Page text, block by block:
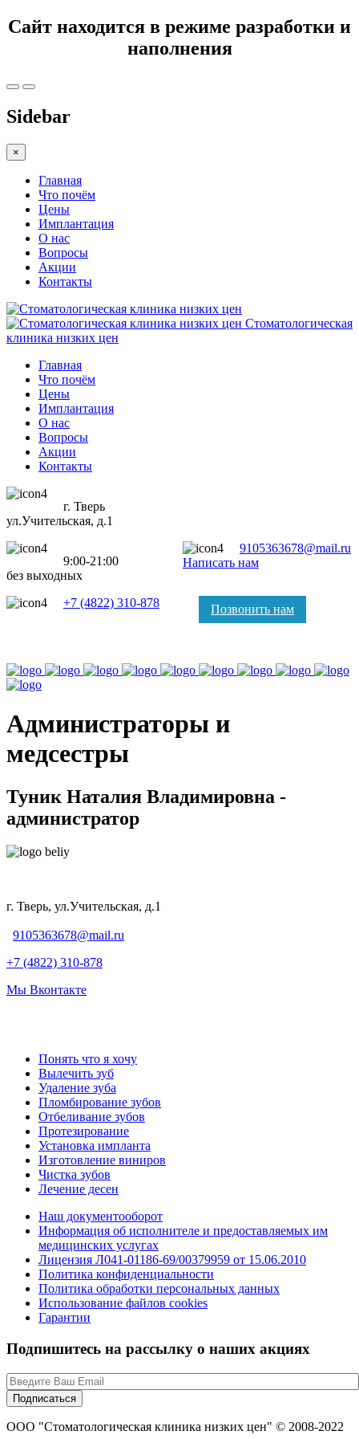
Сайт находится в режиме разработки и
наполнения
Sidebar
×
Главная
Что почём
Цены
Имплантация
О нас
Вопросы
Акции
Контакты
Стоматологическая
клиника низких цен
Главная
Что почём
Цены
Имплантация
О нас
Вопросы
Акции
Контакты
г. Тверь
ул.Учительская, д.1
9:00-21:00
без выходных
9105363678@mail.ru
Написать нам
+7 (4822) 310-878 Позвонить нам
Администраторы и
медсестры
Туник Наталия Владимировна -
администратор
г. Тверь, ул.Учительская, д.1
9105363678@mail.ru
+7 (4822) 310-878
Мы Вконтакте
Понять что я хочу
Вылечить зуб
Удаление зуба
Пломбирование зубов
Отбеливание зубов
Протезирование
Установка импланта
Изготовление виниров
Чистка зубов
Лечение десен
Наш документооборот
Информация об исполнителе и предоставляемых им
медицинских услугах
Лицензия Л041-01186-69/00379959 от 15.06.2010
Политика конфиденциальности
Политика обработки персональных данных
Использование файлов cookies
Гарантии
Подпишитесь на рассылку о наших акциях
ООО "Стоматологическая клиника низких цен" © 2008-2022